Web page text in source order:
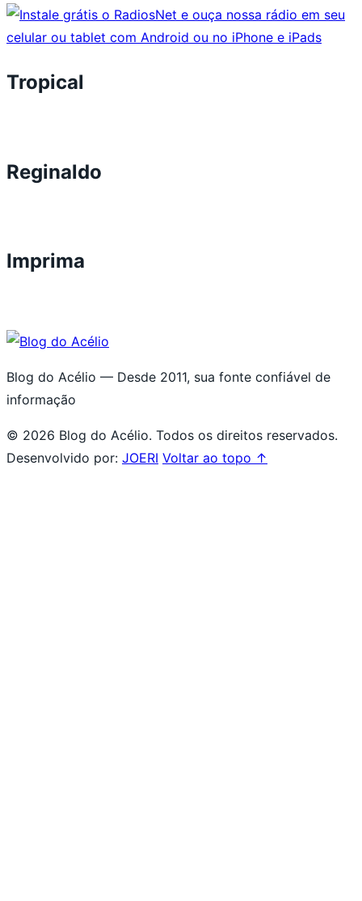
Tropical
Reginaldo
Imprima
Blog do Acélio — Desde 2011, sua fonte confiável de
informação
© 2026 Blog do Acélio. Todos os direitos reservados.
Desenvolvido por: JOERI Voltar ao topo ↑